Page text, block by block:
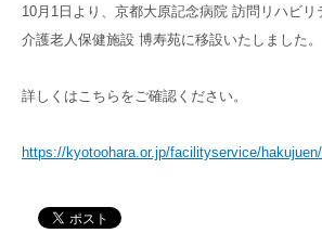
高齢者共生型まちづくり事業
食へのこだわり
SNS運用ポリシー
京都近衛 リハ病院
八瀬大原Ⅰ番館
リクルート
10月1日より、京都大原記念病院 訪問リハビリ
介護老人保健施設 博寿苑に移設いたしました。
詳しくはこちらをご確認ください。
https://kyotoohara.or.jp/facilityservice/